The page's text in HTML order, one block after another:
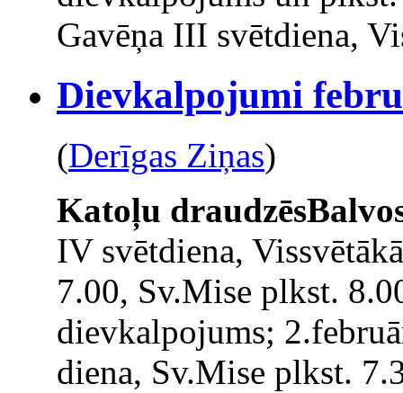
Gavēņa III svētdiena,
Dievkalpojumi
(Derīgas Ziņas)
Katoļu draudzēs
IV svētdiena,
7.00, Sv.Mise plkst.
dievkalpojums;
diena, Sv.Mise plkst.